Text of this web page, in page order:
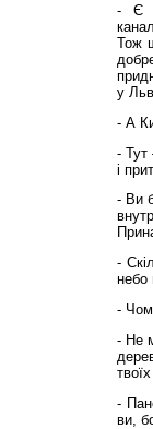
- Є
Тож
у
- А
- Тут
і
- Ви
-
небо
-
- Не
-
ви,